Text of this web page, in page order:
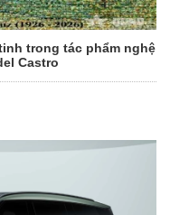
trong tác phẩm nghệ
Castro